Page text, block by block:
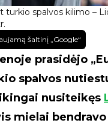
turkio spalvos kilimo –
šaltinį „Google“
prasidėjo
spalvos
nusiteikęs
mielai bendravo